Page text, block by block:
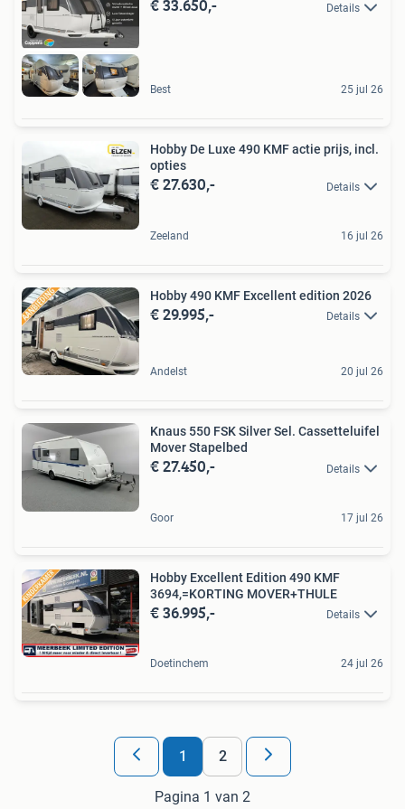
€ 33.650,- Details
Best 25 jul 26
Hobby De Luxe 490 KMF actie prijs, incl.
opties
€ 27.630,- Details
Zeeland 16 jul 26
Hobby 490 KMF Excellent edition 2026
€ 29.995,- Details
Andelst 20 jul 26
Knaus 550 FSK Silver Sel. Cassetteluifel
Mover Stapelbed
€ 27.450,- Details
Goor 17 jul 26
Hobby Excellent Edition 490 KMF
3694,=KORTING MOVER+THULE
€ 36.995,- Details
Doetinchem 24 jul 26
1 2
Pagina 1 van 2